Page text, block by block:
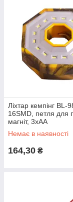
Ліхтар кемпінг BL-
16SMD, петля для
магніт, 3xAA
Немає в наявності
164,30 ₴